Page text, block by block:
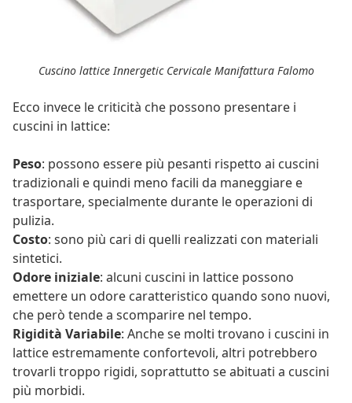
Cuscino lattice Innergetic Cervicale Manifattura Falomo
Ecco invece le criticità che possono presentare i
cuscini in lattice:
Peso: possono essere più pesanti rispetto ai cuscini
tradizionali e quindi meno facili da maneggiare e
trasportare, specialmente durante le operazioni di
pulizia.
Costo: sono più cari di quelli realizzati con materiali
sintetici.
Odore iniziale: alcuni cuscini in lattice possono
emettere un odore caratteristico quando sono nuovi,
che però tende a scomparire nel tempo.
Rigidità Variabile: Anche se molti trovano i cuscini in
lattice estremamente confortevoli, altri potrebbero
trovarli troppo rigidi, soprattutto se abituati a cuscini
più morbidi.